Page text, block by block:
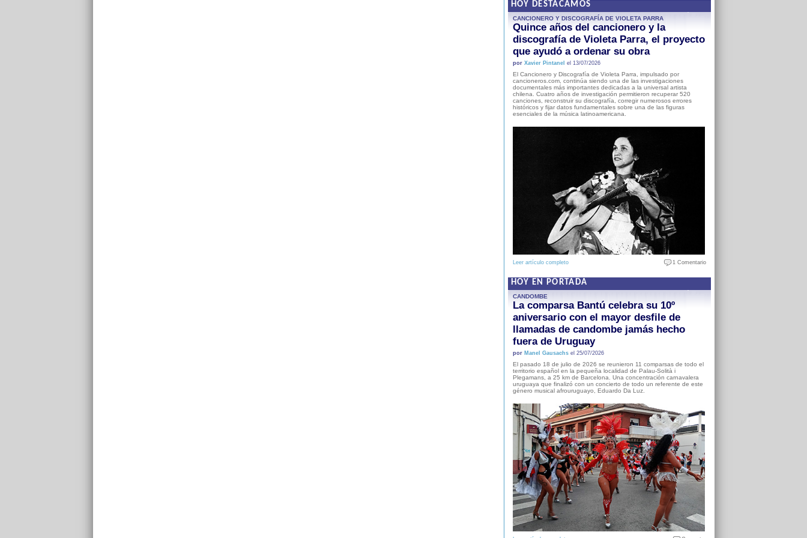
HOY DESTACAMOS
CANCIONERO Y DISCOGRAFÍA DE VIOLETA PARRA
Quince años del cancionero y la
discografía de Violeta Parra, el proyecto
que ayudó a ordenar su obra
por Xavier Pintanel el 13/07/2026
El Cancionero y Discografía de Violeta Parra, impulsado por
cancioneros.com, continúa siendo una de las investigaciones
documentales más importantes dedicadas a la universal artista
chilena. Cuatro años de investigación permitieron recuperar 520
canciones, reconstruir su discografía, corregir numerosos errores
históricos y fijar datos fundamentales sobre una de las figuras
esenciales de la música latinoamericana.
Leer artículo completo 1 Comentario
HOY EN PORTADA
CANDOMBE
La comparsa Bantú celebra su 10º
aniversario con el mayor desfile de
llamadas de candombe jamás hecho
fuera de Uruguay
por Manel Gausachsel 25/07/2026
El pasado 18 de julio de 2026 se reunieron 11 comparsas de todo el
territorio español en la pequeña localidad de Palau-Solità i
Plegamans, a 25 km de Barcelona. Una concentración carnavalera
uruguaya que finalizó con un concierto de todo un referente de este
género musical afrouruguayo, Eduardo Da Luz.